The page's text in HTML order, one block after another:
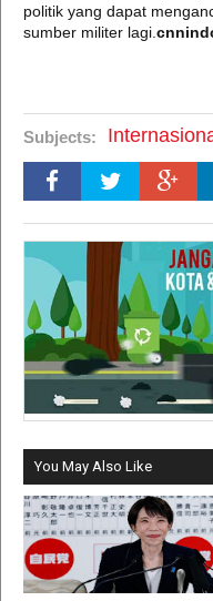
politik yang dapat
sumber militer lagi.
Subjects:
You May Also Like